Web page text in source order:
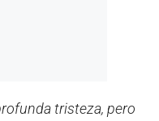
tristeza, pero